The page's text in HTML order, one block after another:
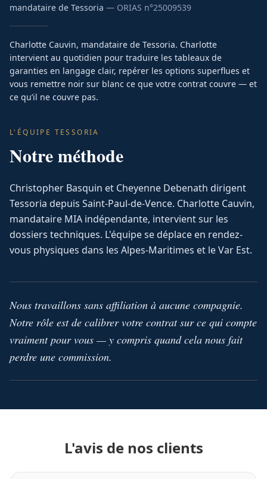
mandataire de Tessoria — ORIAS n°25009539
Charlotte Cauvin, mandataire de Tessoria. Charlotte
intervient au quotidien pour traduire les tableaux de
garanties en langage clair, repérer les options superflues et
vous remettre noir sur blanc ce que votre contrat couvre — et
ce qu’il ne couvre pas.
L'ÉQUIPE TESSORIA
Notre méthode
Christopher Basquin et Cheyenne Debenath dirigent
Tessoria depuis Saint-Paul-de-Vence. Charlotte Cauvin,
mandataire MIA indépendante, intervient sur les
dossiers techniques. L'équipe se déplace en rendez-
vous physiques dans les Alpes-Maritimes et le Var Est.
Nous travaillons sans affiliation à aucune compagnie.
Notre rôle est de calibrer votre contrat sur ce qui compte
vraiment pour vous — y compris quand cela nous fait
perdre une commission.
L'avis de nos clients